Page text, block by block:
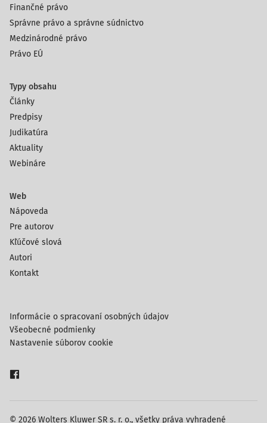
Finančné právo
Správne právo a správne súdnictvo
Medzinárodné právo
Právo EÚ
Typy obsahu
Články
Predpisy
Judikatúra
Aktuality
Webináre
Web
Nápoveda
Pre autorov
Kľúčové slová
Autori
Kontakt
© 2026 Wolters Kluwer SR s. r. o., všetky práva vyhradené
Informácie o spracovaní osobných údajov
Všeobecné podmienky
Nastavenie súborov cookie